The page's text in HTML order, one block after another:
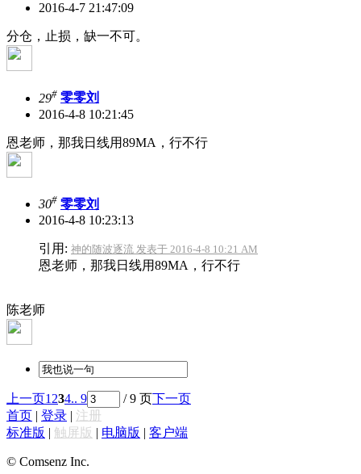
2016-4-7 21:47:09
分仓，止损，缺一不可。
29# 零零刘
2016-4-8 10:21:45
恩老师，那我日线用89MA，行不行
30# 零零刘
2016-4-8 10:23:13
引用: 神的随波逐流 发表于 2016-4-8 10:21 AM
恩老师，那我日线用89MA，行不行
陈老师
上一页1 234.. 9 / 9 页下一页
首页 | 登录 | 注册
标准版 | 触屏版 | 电脑版 | 客户端
© Comsenz Inc.